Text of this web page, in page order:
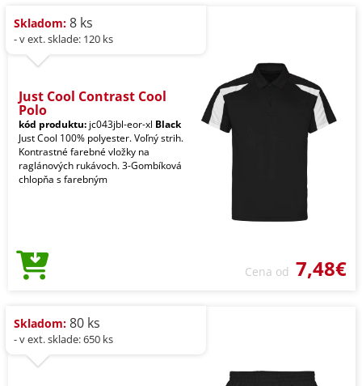
Skladom: 8 ks
- v ext. sklade: 120 ks
Just Cool Contrast Cool
Polo
kód produktu: jc043jbl-eor-xl Black
Just Cool 100% polyester. Voľný strih.
Kontrastné farebné vložky na
raglánových rukávoch. 3-Gombíková
chlopňa s farebným
Cena od 7,48€
Skladom: 80 ks
- v ext. sklade: 650 ks